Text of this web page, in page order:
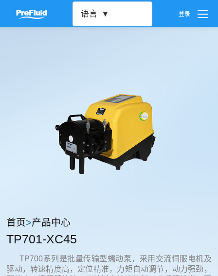
语言 登录
首页>产品中心
TP701-XC45
TP700系列是批量传输型蠕动泵，采用交流伺服电机及
驱动，转速精度高，定位精准，力矩自动调节，动力强劲，